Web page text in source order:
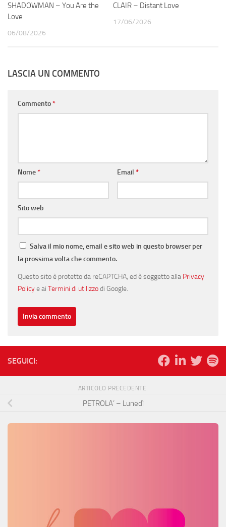
SHADOWMAN – You Are the
Love
06/08/2026
CLAIR – Distant Love
17/06/2026
LASCIA UN COMMENTO
Commento*
Nome* Email *
Sito web
Salva il mio nome, email e sito web in questo browser per
la prossima volta che commento.
Questo sito è protetto da reCAPTCHA, ed è soggetto alla Privacy
Policye ai Termini di utilizzodi Google.
SEGUICI:
ARTICOLO PRECEDENTE
PETROLA’ – Lunedì